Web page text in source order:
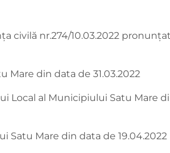
civilă nr.274/10.03.2022
Mare din data de 31.03.2022
Local al Municipiului Satu Mare
Satu Mare din data de 19.04.2022